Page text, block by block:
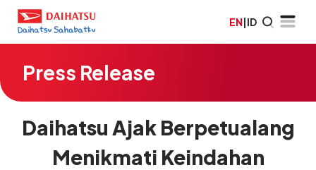
EN|ID
Press Release
Daihatsu Ajak Berpetualang
Menikmati Keindahan